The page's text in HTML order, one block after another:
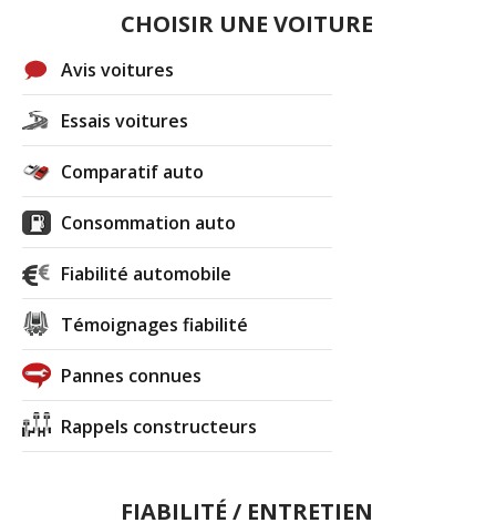
CHOISIR UNE VOITURE
Avis voitures
Essais voitures
Comparatif auto
Consommation auto
Fiabilité automobile
Témoignages fiabilité
Pannes connues
Rappels constructeurs
FIABILITÉ / ENTRETIEN